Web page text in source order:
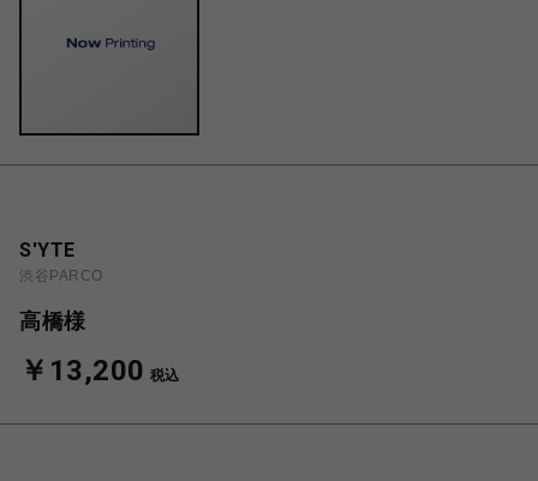
S'YTE
渋谷PARCO
高橋様
￥13,200 税込